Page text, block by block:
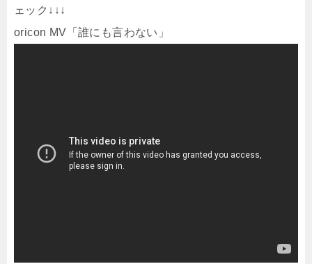
ェック↓↓↓
oricon MV「誰にも言わない」